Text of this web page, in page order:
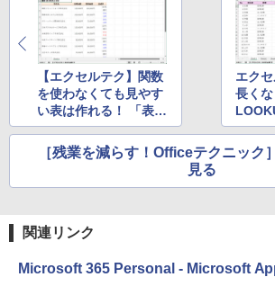
【エクセルテク】関数
を使わなくても見やす
い表は作れる！ 「表示
形式」の意外な使い方
エク
長く
ンク
［残業を減らす！Officeテクニック
見る
関連リンク
Microsoft 365 Personal - Microsoft